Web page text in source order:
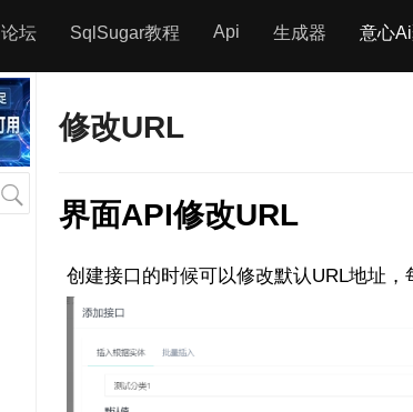
论坛 SqlSugar教程 Api 生成器 意心
修改URL
界面API修改URL
创建接口的时候可以修改默认URL地址，